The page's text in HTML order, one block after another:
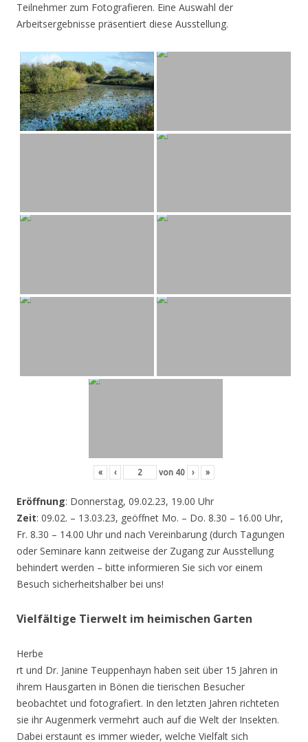
Teilnehmer zum Fotografieren. Eine Auswahl der
Arbeitsergebnisse präsentiert diese Ausstellung.
« ‹ von 40 › »
Eröffnung: Donnerstag, 09.02.23, 19.00 Uhr
Zeit: 09.02. – 13.03.23, geöffnet Mo. – Do. 8.30 – 16.00 Uhr,
Fr. 8.30 – 14.00 Uhr und nach Vereinbarung (durch Tagungen
oder Seminare kann zeitweise der Zugang zur Ausstellung
behindert werden – bitte informieren Sie sich vor einem
Besuch sicherheitshalber bei uns!
Vielfältige Tierwelt im heimischen Garten
Herbe
rt und Dr. Janine Teuppenhayn haben seit über 15 Jahren in
ihrem Hausgarten in Bönen die tierischen Besucher
beobachtet und fotografiert. In den letzten Jahren richteten
sie ihr Augenmerk vermehrt auch auf die Welt der Insekten.
Dabei erstaunt es immer wieder, welche Vielfalt sich